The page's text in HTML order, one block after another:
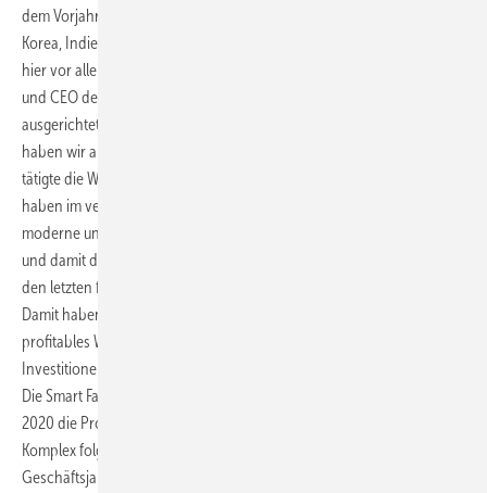
dem Vorjahreswert. Exzellentes Wachstum erzielte Wilo vor allem in
Korea, Indien, im Nahen und Mittleren Osten sowie in Osteuropa und
hier vor allem in Polen. Oliver Hermes, Vorsitzender des Vorstands
und CEO der Wilo SE: „Wir sind strategisch auf Langfristigkeit
ausgerichtet und wirtschaftlich hervorragend aufgestellt, deshalb
haben wir allen Grund, optimistisch in die Zukunft zu blicken.“ 2018
tätigte die Wilo Gruppe Investitionen auf Rekordniveau. Hermes: „Wir
haben im vergangenen Jahr knapp 155 Mio. Euro vor allem in eine
moderne und leistungsfähige Unternehmensinfrastruktur investiert
und damit den hohen Vorjahreswert nochmal um 24 % gesteigert. In
den letzten fünf Jahren haben wir über 560 Mio. Euro investiert.
Damit haben wir ein starkes Fundament für ein beschleunigtes,
profitables Wachstum gelegt.“ Sichtbarstes Zeichen dieser
Investitionen ist der komplette Neubau des Stammsitzes in Dortmund:
Die Smart Factory wird noch in diesem Jahr bezogen und mit Beginn
2020 die Produktion aufnehmen. Der Umzug in den neuen Office-
Komplex folgt im Januar 2020. Zudem wurden im abgelaufenen
Geschäftsjahr 66,3 Mio. Euro für Forschung und Entwicklung